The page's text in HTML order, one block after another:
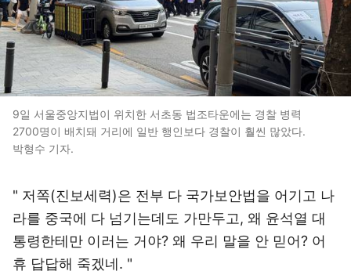
9일 서울중앙지법이 위치한 서초동 법조타운에는 경찰 병력
2700명이 배치돼 거리에 일반 행인보다 경찰이 훨씬 많았다.
박형수 기자.
" 저쪽(진보세력)은 전부 다 국가보안법을 어기고 나
라를 중국에 다 넘기는데도 가만두고, 왜 윤석열 대
통령한테만 이러는 거야? 왜 우리 말을 안 믿어? 어
휴 답답해 죽겠네. "